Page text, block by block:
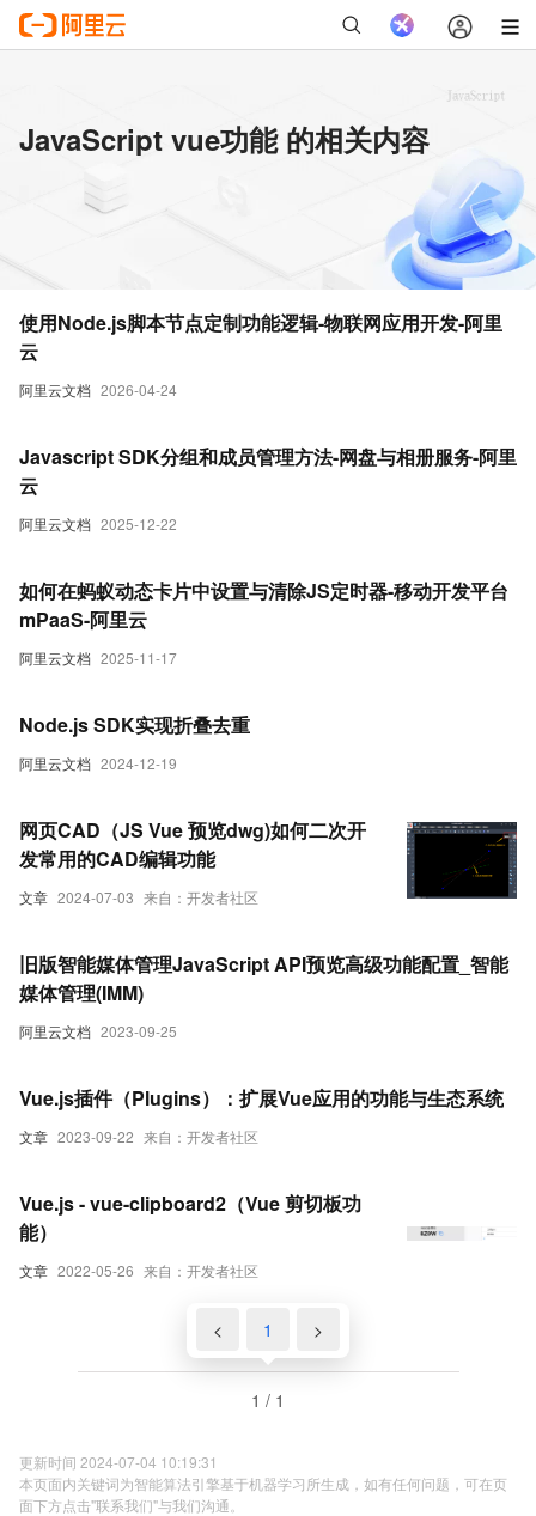
JavaScript vue功能 的相关内容
阿里云文档 2026-04-24
使用Node.js脚本节点定制功能逻辑-物联网应用开发-阿里
云
阿里云文档 2025-12-22
Javascript SDK分组和成员管理方法-网盘与相册服务-阿里
云
阿里云文档 2025-11-17
如何在蚂蚁动态卡片中设置与清除JS定时器-移动开发平台
mPaaS-阿里云
阿里云文档 2024-12-19
Node.js SDK实现折叠去重
文章 2024-07-03 来自：开发者社区
网页CAD（JS Vue 预览dwg)如何二次开
发常用的CAD编辑功能
阿里云文档 2023-09-25
旧版智能媒体管理JavaScript API预览高级功能配置_智能
媒体管理(IMM)
文章 2023-09-22 来自：开发者社区
Vue.js插件（Plugins）：扩展Vue应用的功能与生态系统
文章 2022-05-26 来自：开发者社区
Vue.js - vue-clipboard2（Vue 剪切板功
能）
< 1 >
1 / 1
更新时间 2024-07-04 10:19:31
本页面内关键词为智能算法引擎基于机器学习所生成，如有任何问题，可在页
面下方点击"联系我们"与我们沟通。